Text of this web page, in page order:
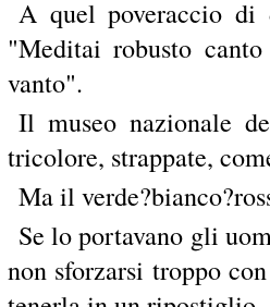
A quel poveraccio di
"Meditai robusto
vanto".
Il museo nazionale
tricolore, strappate,
Ma il
Se lo portavano gli
non sforzarsi troppo